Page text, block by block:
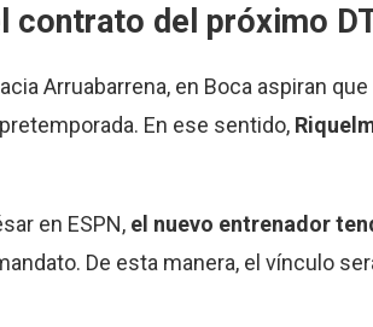
contrato del próximo
Arruabarrena, en Boca aspiran
En ese sentido,
en ESPN, el nuevo entrenador
De esta manera, el vínculo